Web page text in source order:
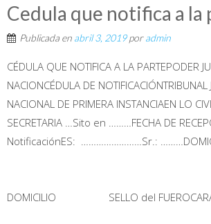
Cedula que notifica a la
Publicada en abril 3, 2019poradmin
CÉDULA QUE NOTIFICA A LA PARTEPODER
NACIONCÉDULA DE
NACIONAL DE PRIMERA INSTANCIAEN LO
SECRETARIA …Sito en ………FECHA DE
NotificaciónES: ……………………Sr.:
TIPO
DOMICILIO SELLO del